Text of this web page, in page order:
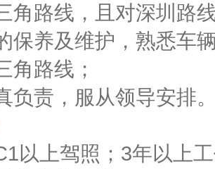
角路线，且对深圳路
保养及维护，熟悉车
角路线；
负责，服从领导安排
以上驾照；3年以上